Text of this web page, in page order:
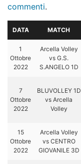
commenti.
DATA MATCH
1
Ottobre
2022
Arcella Volley
vs G.S.
S.ANGELO 1D
7
Ottobre
2022
BLUVOLLEY 1D
vs Arcella
Volley
15
Ottobre
2022
Arcella Volley
vs CENTRO
GIOVANILE 3D